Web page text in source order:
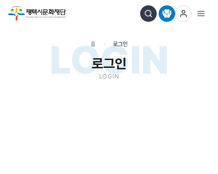
LOGIN
홈 로그인
로그인
LOGIN